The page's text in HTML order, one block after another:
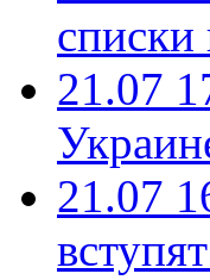
списки
21.07
21.07